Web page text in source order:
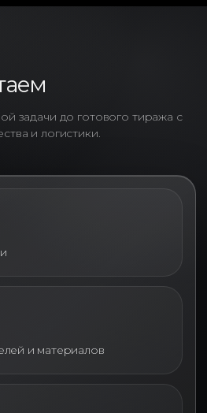
задачи до готового тиража с
и логистики.
и материалов